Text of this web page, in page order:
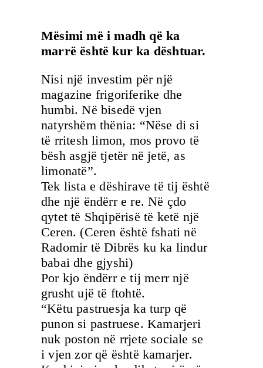
Mësimi më i madh që ka
marrë është kur ka dështuar.
Nisi një investim për një
magazine frigoriferike dhe
humbi. Në bisedë vjen
natyrshëm thënia: “Nëse di si
të rritesh limon, mos provo të
bësh asgjë tjetër në jetë, as
limonatë”.
Tek lista e dëshirave të tij është
dhe një ëndërr e re. Në çdo
qytet të Shqipërisë të ketë një
Ceren. (Ceren është fshati në
Radomir të Dibrës ku ka lindur
babai dhe gjyshi)
Por kjo ëndërr e tij merr një
grusht ujë të ftohtë.
“Këtu pastruesja ka turp që
punon si pastruese. Kamarjeri
nuk poston në rrjete sociale se
i vjen zor që është kamarjer.